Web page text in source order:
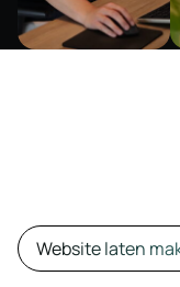
Website laten